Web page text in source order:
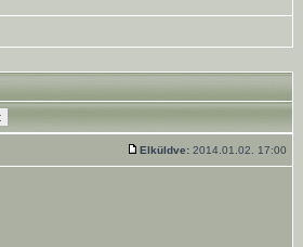
Elküldve: 2014.01.02. 17:00